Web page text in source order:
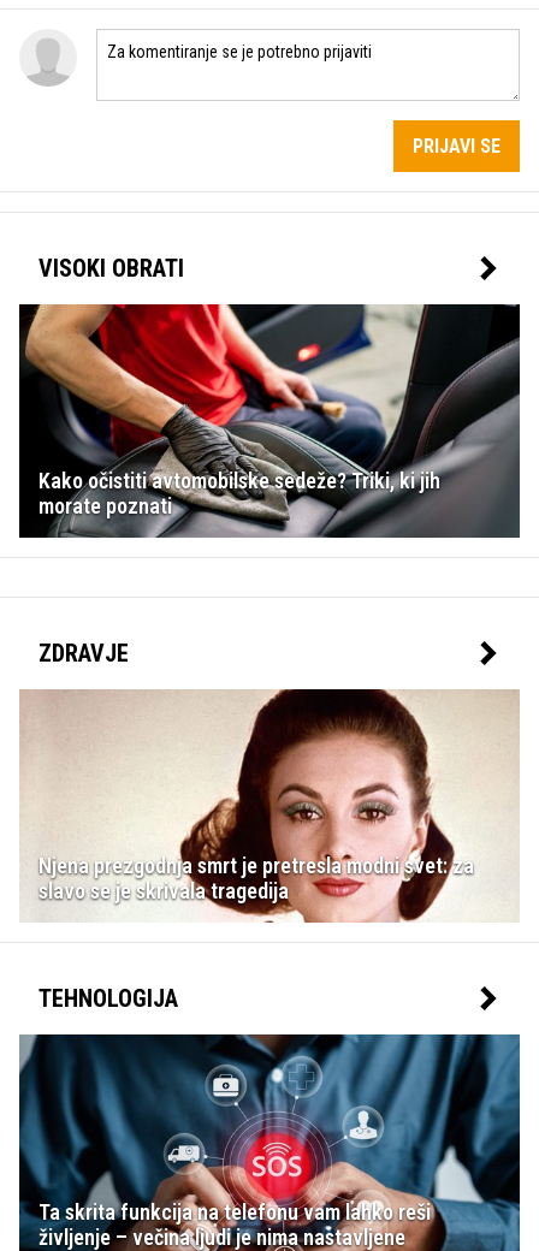
PRIJAVI SE
VISOKI OBRATI
Kako očistiti avtomobilske sedeže? Triki, ki jih
morate poznati
ZDRAVJE
Njena prezgodnja smrt je pretresla modni svet: za
slavo se je skrivala tragedija
TEHNOLOGIJA
Ta skrita funkcija na telefonu vam lahko reši
življenje – večina ljudi je nima nastavljene